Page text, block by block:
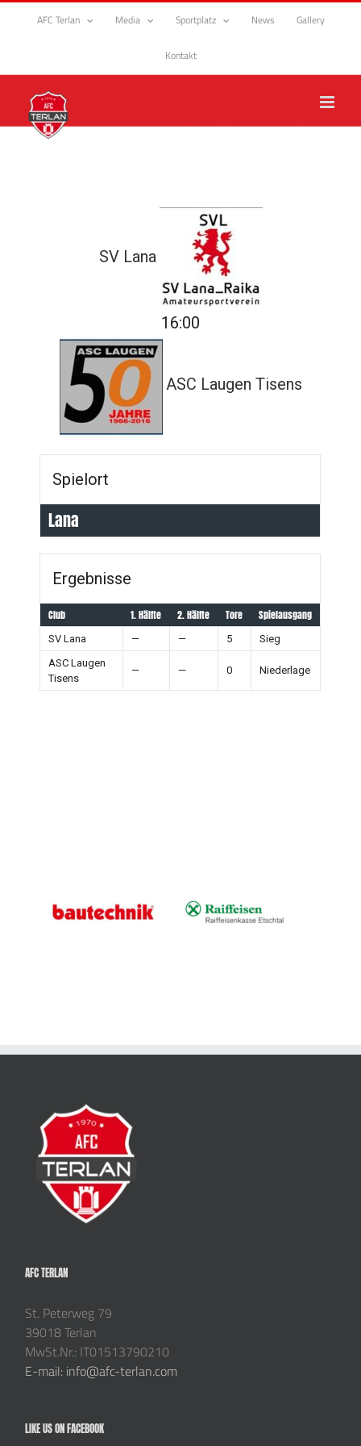
Zum
AFC Terlan Media Sportplatz News Gallery
Kontakt
SV Lana
16:00
ASC Laugen Tisens
Spielort
Lana
Ergebnisse
Club 1. Hälfte 2. Hälfte Tore Spielausgang
SV Lana — — 5
Sieg
ASC Laugen
Tisens
— — 0 Niederlage
AFC TERLAN
St. Peterweg 79
39018 Terlan
MwSt.Nr.: IT01513790210
E-mail: info@afc-terlan.com
LIKE US ON FACEBOOK